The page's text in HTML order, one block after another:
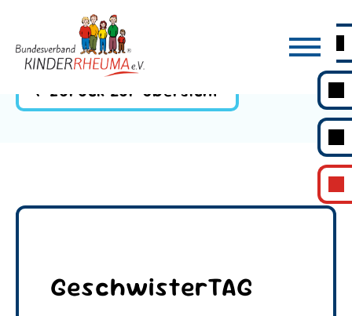
Zurück zur Übersicht
GeschwisterTAG